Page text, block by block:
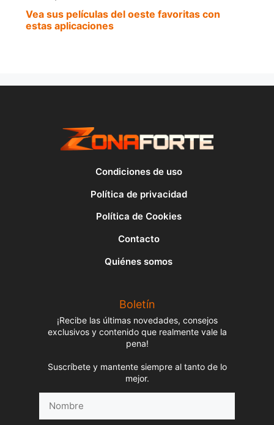
Vea sus películas del oeste favoritas con
estas aplicaciones
Condiciones de uso
Política de privacidad
Política de Cookies
Contacto
Quiénes somos
Boletín
¡Recibe las últimas novedades, consejos
exclusivos y contenido que realmente vale la
pena!
Suscríbete y mantente siempre al tanto de lo
mejor.